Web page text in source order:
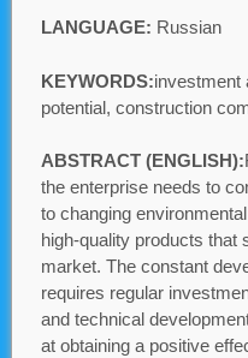
LANGUAGE: Russian
KEYWORDS:investment
potential, construction
ABSTRACT (ENGLISH):
the enterprise needs to
to changing
high-quality products that
market. The constant
requires regular
and technical
at obtaining a positive